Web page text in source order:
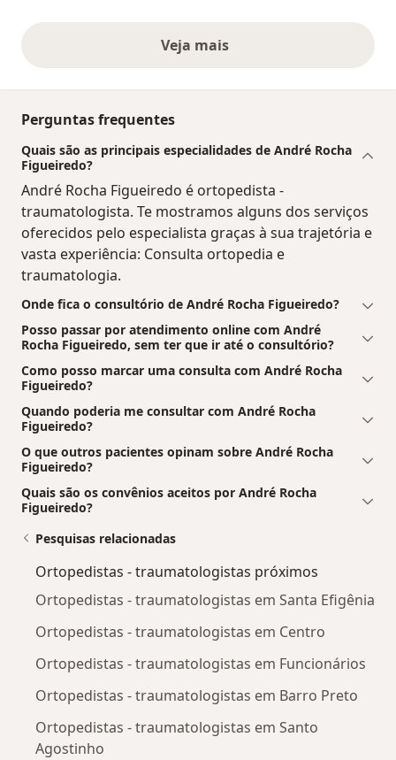
Veja maisopiniões acima
Perguntas frequentes
Quais são as principais especialidades de André Rocha
Figueiredo?
André Rocha Figueiredo é ortopedista -
traumatologista. Te mostramos alguns dos serviços
oferecidos pelo especialista graças à sua trajetória e
vasta experiência: Consulta ortopedia e
traumatologia.
Onde fica o consultório de André Rocha Figueiredo?
Posso passar por atendimento online com André
Rocha Figueiredo, sem ter que ir até o consultório?
Como posso marcar uma consulta com André Rocha
Figueiredo?
Quando poderia me consultar com André Rocha
Figueiredo?
O que outros pacientes opinam sobre André Rocha
Figueiredo?
Quais são os convênios aceitos por André Rocha
Figueiredo?
Pesquisas relacionadas
Ortopedistas - traumatologistas próximos
Ortopedistas - traumatologistas em Santa Efigênia
Ortopedistas - traumatologistas em Centro
Ortopedistas - traumatologistas em Funcionários
Ortopedistas - traumatologistas em Barro Preto
Ortopedistas - traumatologistas em Santo
Agostinho